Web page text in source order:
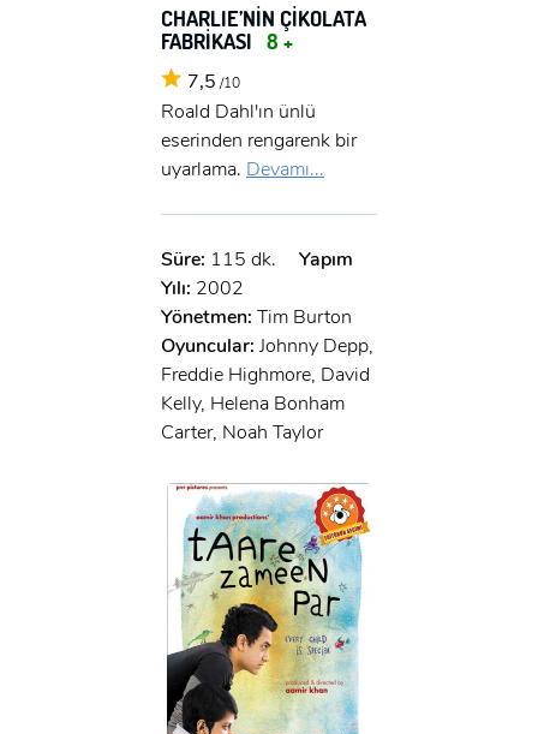
CHARLIE’NİN ÇİKOLATA
FABRİKASI 8 +
7,5 /10
Roald Dahl'ın ünlü
eserinden rengarenk bir
uyarlama. Devamı...
Süre: 115 dk.
Yapım
Yılı: 2002
Yönetmen: Tim Burton
Oyuncular: Johnny Depp,
Freddie Highmore, David
Kelly, Helena Bonham
Carter, Noah Taylor